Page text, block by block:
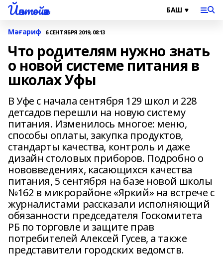
Йәнтөйәк
Мәғариф 6 СЕНТЯБРЯ 2019, 08:13
Что родителям нужно знать
о новой системе питания в
школах Уфы
В Уфе с начала сентября 129 школ и 228
детсадов перешли на новую систему
питания. Изменилось многое: меню,
способы оплаты, закупка продуктов,
стандарты качества, контроль и даже
дизайн столовых приборов. Подробно о
нововведениях, касающихся качества
питания, 5 сентября на базе новой школы
№162 в микрорайоне «Яркий» на встрече с
журналистами рассказали исполняющий
обязанности председателя Госкомитета
РБ по торговле и защите прав
потребителей Алексей Гусев, а также
представители городских ведомств.